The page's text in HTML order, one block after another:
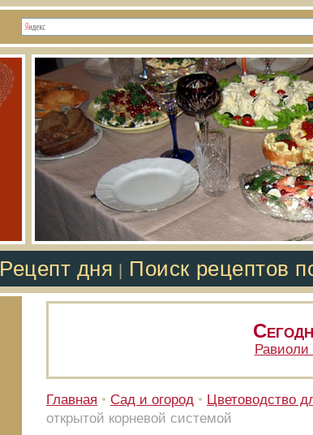
Рецепт дня Поиск рецептов
Главная • Сад и огород • Цветоводство
открытой корневой системой